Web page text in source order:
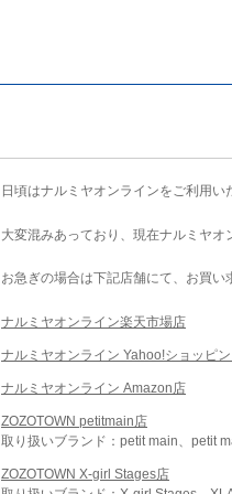
日頃はナルミヤオンラインをご利用
大変混みあっており、現在ナルミヤ
お急ぎの場合は下記店舗にて、お買い
ナルミヤオンライン楽天市場店
ナルミヤオンライン Yahoo!ショッピ
ナルミヤオンライン Amazon店
ZOZOTOWN petitmain店
取り扱いブランド：petit main、petit
ZOZOTOWN X-girl Stages店